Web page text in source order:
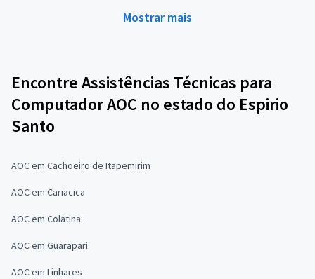
Mostrar mais
Encontre Assistências Técnicas para
Computador AOC no estado do Espirio
Santo
AOC em Cachoeiro de Itapemirim
AOC em Cariacica
AOC em Colatina
AOC em Guarapari
AOC em Linhares